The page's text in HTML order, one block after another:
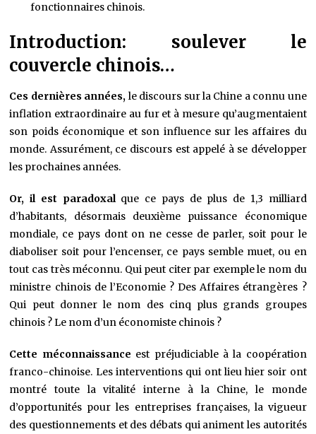
fonctionnaires chinois.
Introduction: soulever le
couvercle chinois…
Ces dernières années,le discours sur la Chine a connu une
inflation extraordinaire au fur et à mesure qu’augmentaient
son poids économique et son influence sur les affaires du
monde. Assurément, ce discours est appelé à se développer
les prochaines années.
Or, il est paradoxal que ce pays de plus de 1,3 milliard
d’habitants, désormais deuxième puissance économique
mondiale, ce pays dont on ne cesse de parler, soit pour le
diaboliser soit pour l’encenser, ce pays semble muet, ou en
tout cas très méconnu. Qui peut citer par exemple le nom du
ministre chinois de l’Economie ? Des Affaires étrangères ?
Qui peut donner le nom des cinq plus grands groupes
chinois ? Le nom d’un économiste chinois ?
Cette méconnaissance est préjudiciable à la coopération
franco-chinoise. Les interventions qui ont lieu hier soir ont
montré toute la vitalité interne à la Chine, le monde
d’opportunités pour les entreprises françaises, la vigueur
des questionnements et des débats qui animent les autorités